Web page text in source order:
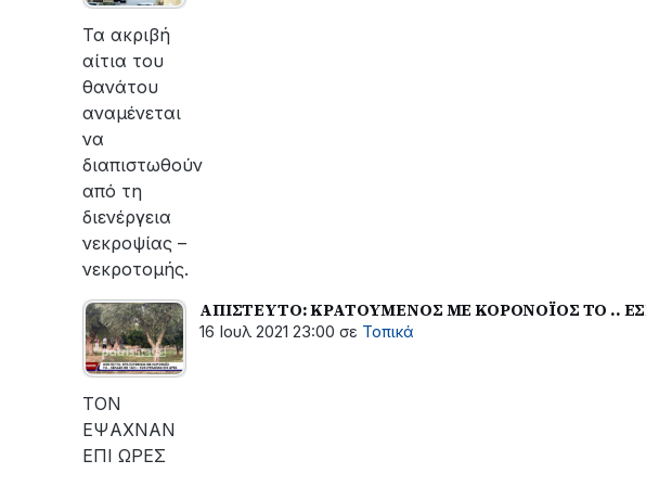
εργασίες
του
ΔΕΔΔΗΕ
για
την
της
βλάβης
Τα ακριβή
αίτια του
θανάτου
αναμένεται
να
διαπιστωθούν
από τη
διενέργεια
νεκροψίας –
νεκροτομής.
ΑΠΙΣΤΕΥΤΟ: ΚΡΑΤΟΥΜΕΝΟΣ ΜΕ ΚΟΡΟΝΟΪΟΣ ΤΟ ..
16 Ιουλ 2021 23:00 σε Τοπικά
ΤΟΝ
ΕΨΑΧΝΑΝ
ΕΠΙ ΩΡΕΣ